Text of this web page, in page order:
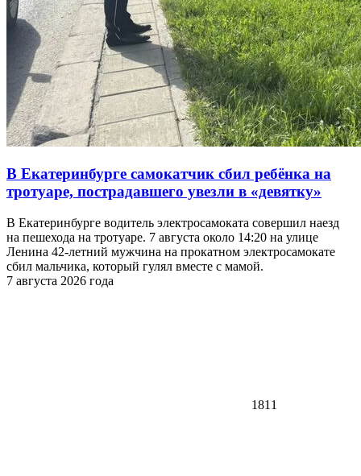
В Екатеринбурге самокатчик сбил ребёнка на
тротуаре, пострадавшего увезли в «девятку»
В Екатеринбурге водитель электросамоката совершил наезд
на пешехода на тротуаре. 7 августа около 14:20 на улице
Ленина 42-летний мужчина на прокатном электросамокате
сбил мальчика, который гулял вместе с мамой.
7 августа 2026 года
1811